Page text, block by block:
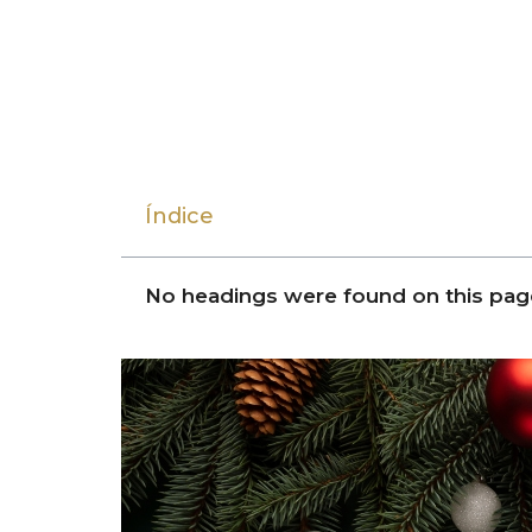
Índice
No headings were found on this